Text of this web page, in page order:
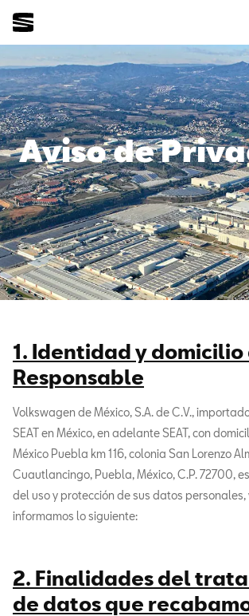
Aviso de
1. Identidad y domicilio
Responsable
Volkswagen de México, S.A. de C.V.,
SEAT en México, en adelante SEAT, con
México Puebla km 116, colonia San Lorenzo
Cuautlancingo, Puebla, México, C.P. 72700,
del uso y protección de sus datos
informamos lo siguiente:
2. Finalidades del
de datos que